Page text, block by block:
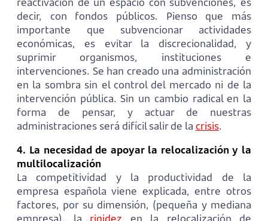
decir, con fondos públicos. Pienso que más
importante que subvencionar actividades
económicas, es evitar la discrecionalidad, y
suprimir organismos, instituciones e
intervenciones. Se han creado una administración
en la sombra sin el control del mercado ni de la
intervención pública. Sin un cambio radical en la
forma de pensar, y actuar de nuestras
administraciones será difícil salir de la crisis.
4. La necesidad de apoyar la relocalización y la
multilocalización
La competitividad y la productividad de la
empresa española viene explicada, entre otros
factores, por su dimensión, (pequeña y mediana